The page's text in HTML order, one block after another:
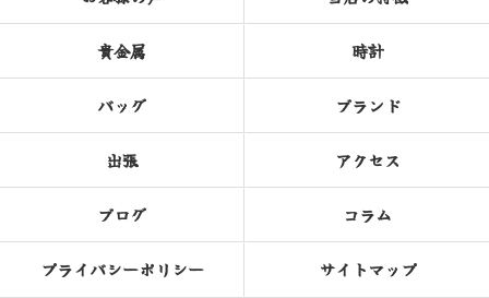
貴金属 時計
バッグ ブランド
出張 アクセス
ブログ コラム
プライバシーポリシー サイトマップ